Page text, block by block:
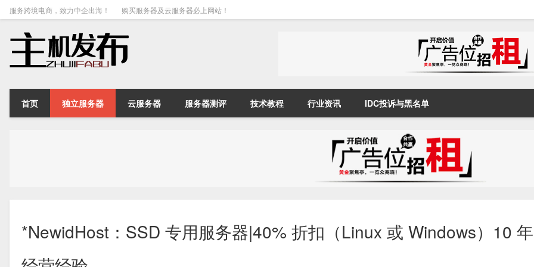
服务跨境电商，致力中企出海！ 购买服务器及云服务器必上网站！
首页 独立服务器 云服务器 服务器测评 技术教程 行业资讯 IDC投诉与黑名单
*NewidHost：SSD 专用服务器|40% 折扣（Linux 或 Windows）10